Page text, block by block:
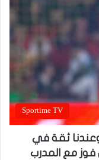
Sportime TV
ثقة في
فوز مع المدرب